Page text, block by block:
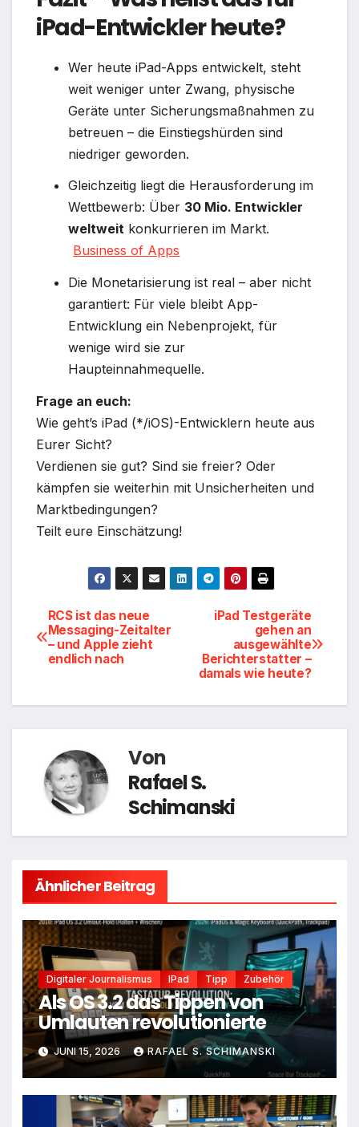
iPad-Entwickler heute?
Wer heute iPad-Apps entwickelt, steht
weit weniger unter Zwang, physische
Geräte unter Sicherungsmaßnahmen zu
betreuen – die Einstiegshürden sind
niedriger geworden.
Gleichzeitig liegt die Herausforderung im
Wettbewerb: Über 30 Mio. Entwickler
weltweit konkurrieren im Markt.
Business of Apps
Die Monetarisierung ist real – aber nicht
garantiert: Für viele bleibt App-
Entwicklung ein Nebenprojekt, für
wenige wird sie zur
Haupteinnahmequelle.
Frage an euch:
Wie geht’s iPad (*/iOS)-Entwicklern heute aus
Eurer Sicht?
Verdienen sie gut? Sind sie freier? Oder
kämpfen sie weiterhin mit Unsicherheiten und
Marktbedingungen?
Teilt eure Einschätzung!
Beitragsnavigation
iPad Testgeräte
gehen an
ausgewählte
Berichterstatter –
damals wie heute?
RCS ist das neue
Messaging-Zeitalter
– und Apple zieht
endlich nach
Von
Rafael S.
Schimanski
Ähnlicher Beitrag
Digitaler Journalismus IPad Tipp Zubehör
Als OS 3.2 das Tippen von
Umlauten revolutionierte
JUNI 15, 2026 RAFAEL S. SCHIMANSKI